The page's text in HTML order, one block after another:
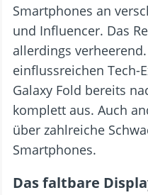
Smartphones an
und Influencer. Das
allerdings
einflussreichen Tech-
Galaxy Fold bereits
komplett aus. Auch
über zahlreiche
Smartphones.
Das faltbare